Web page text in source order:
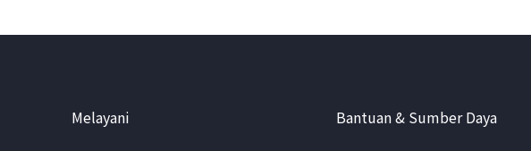
Melayani Bantuan & Sumber Daya